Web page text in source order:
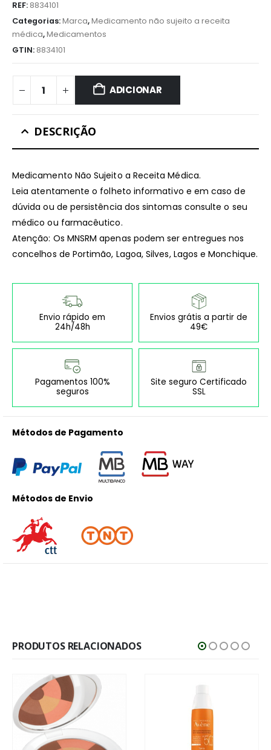
REF: 8834101
Categorias:Marca,Medicamento não sujeito a receita
médica,Medicamentos
GTIN: 8834101
ADICIONAR
DESCRIÇÃO
Medicamento Não Sujeito a Receita Médica.
Leia atentamente o folheto informativo e em caso de
dúvida ou de persistência dos sintomas consulte o seu
médico ou farmacêutico.
Atenção: Os MNSRM apenas podem ser entregues nos
concelhos de Portimão, Lagoa, Silves, Lagos e Monchique.
Envio rápido em
24h/48h
Envios grátis a partir de
49€
Pagamentos 100%
seguros
Site seguro Certificado
SSL
Métodos de Pagamento
Métodos de Envio
PRODUTOS RELACIONADOS